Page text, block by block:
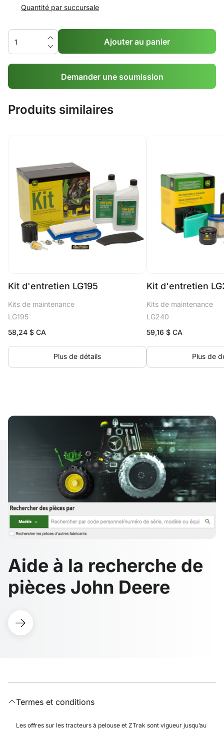
Quantité par succursale
Ajouter au panier
Demander une soumission
Produits similaires
Kit d'entretien LG195
Kits de maintenance
LG195
58,24 $ CA
Plus de détails
Kit d'entretien
Kits de maintenance
LG240
59,16$ CA
Plus de
Aide à la recherche de
pièces John Deere
Termes et conditions
Les offres sur les tracteurs à pelouse et ZTrak sont vigueur jusqu’au